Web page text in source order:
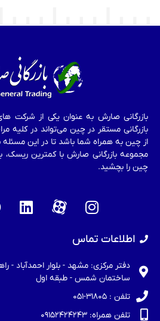
بازرگانی صارش به عنوان یکی از شرکت
بازرگانی مستقر در چین می‌تواند در کلیه
از چین به همراه شما باشد تا در این مسئله
مجموعه بازرگانی صارش با کمترین ریسک،
چین را بچشید.
اطلاعات تماس
ساختمان شمس - طبقه اول
تلفن : ۳۱۸۰۵-۰۵۱
تلفن همراه: ۰۹۱۵۲۴۲۴۲۴۳